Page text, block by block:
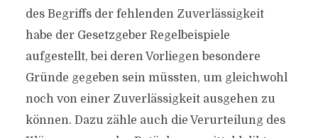
des Begriffs der fehlenden Zuverlässigkeit
habe der Gesetzgeber Regelbeispiele
aufgestellt, bei deren Vorliegen besondere
Gründe gegeben sein müssten, um gleichwohl
noch von einer Zuverlässigkeit ausgehen zu
können. Dazu zähle auch die Verurteilung des